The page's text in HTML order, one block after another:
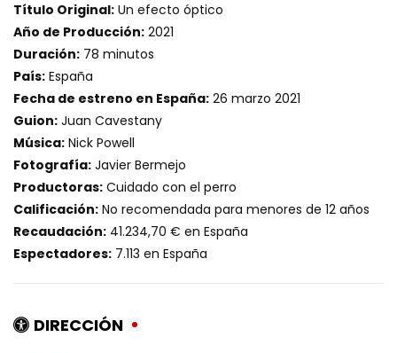
Título Original: Un efecto óptico
Año de Producción: 2021
Duración: 78 minutos
País: España
Fecha de estreno en España: 26 marzo 2021
Guion: Juan Cavestany
Música: Nick Powell
Fotografía: Javier Bermejo
Productoras: Cuidado con el perro
Calificación: No recomendada para menores de 12 años
Recaudación: 41.234,70 € en España
Espectadores: 7.113 en España
DIRECCIÓN